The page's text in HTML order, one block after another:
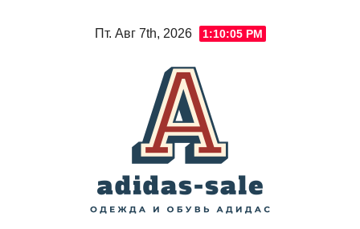
Пт. Авг 7th, 2026 1:10:07 PM